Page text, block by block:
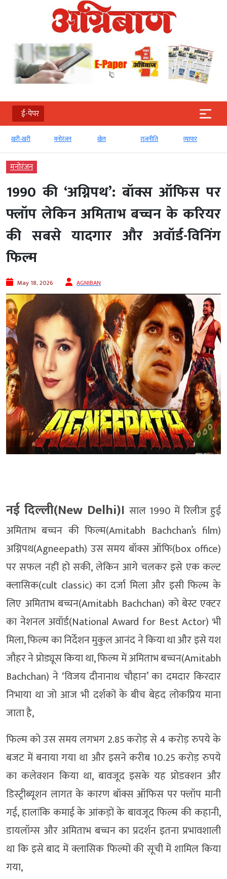
ई-पेपर
खरी-खरी मनोरंजन खेल राजनीति व्‍यापार
मनोरंजन
1990 की ‘अग्निपथ’: बॉक्स ऑफिस पर
फ्लॉप लेकिन अमिताभ बच्चन के करियर
की सबसे यादगार और अवॉर्ड-विनिंग
फिल्म
May 18, 2026 AGNIBAN
नई दिल्ली(New Delhi)। साल 1990 में रिलीज हुई
अमिताभ बच्चन की फिल्म(Amitabh Bachchan’s film)
अग्निपथ(Agneepath) उस समय बॉक्स ऑफि(box office)
पर सफल नहीं हो सकी, लेकिन आगे चलकर इसे एक कल्ट
क्लासिक(cult classic) का दर्जा मिला और इसी फिल्म के
लिए अमिताभ बच्चन(Amitabh Bachchan) को बेस्ट एक्टर
का नेशनल अवॉर्ड(National Award for Best Actor) भी
मिला, फिल्म का निर्देशन मुकुल आनंद ने किया था और इसे यश
जौहर ने प्रोड्यूस किया था, फिल्म में अमिताभ बच्चन(Amitabh
Bachchan) ने ‘विजय दीनानाथ चौहान’ का दमदार किरदार
निभाया था जो आज भी दर्शकों के बीच बेहद लोकप्रिय माना
जाता है,
फिल्म को उस समय लगभग 2.85 करोड़ से 4 करोड़ रुपये के
बजट में बनाया गया था और इसने करीब 10.25 करोड़ रुपये
का कलेक्शन किया था, बावजूद इसके यह प्रोडक्शन और
डिस्ट्रीब्यूशन लागत के कारण बॉक्स ऑफिस पर फ्लॉप मानी
गई, हालांकि कमाई के आंकड़ों के बावजूद फिल्म की कहानी,
डायलॉग्स और अमिताभ बच्चन का प्रदर्शन इतना प्रभावशाली
था कि इसे बाद में क्लासिक फिल्मों की सूची में शामिल किया
गया,